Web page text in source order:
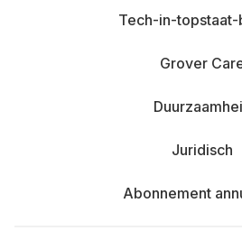
Tech-in-
Grover
Juridisch
Abonnement